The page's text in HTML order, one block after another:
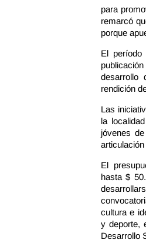
para
remarcó
porque
El
desarrollo
rendición
Las
la
jóvenes
El
hasta $
cultura e
y deporte,
Desarrollo